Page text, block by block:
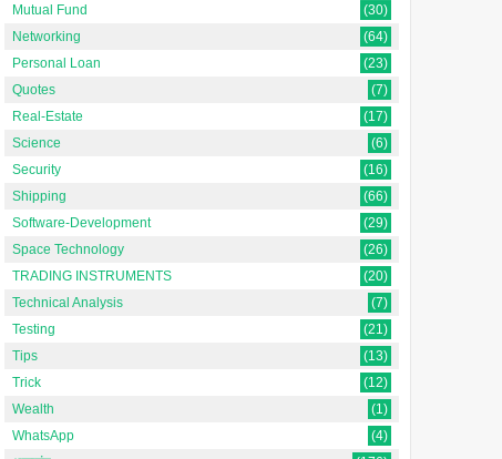
Mutual Fund
(30)
Networking
(64)
Personal Loan
(23)
Quotes
(7)
Real-Estate
(17)
Science
(6)
Security
(16)
Shipping
(66)
Software-Development
(29)
Space Technology
(26)
TRADING INSTRUMENTS
(20)
Technical Analysis
(7)
Testing
(21)
Tips
(13)
Trick
(12)
Wealth
(1)
WhatsApp
(4)